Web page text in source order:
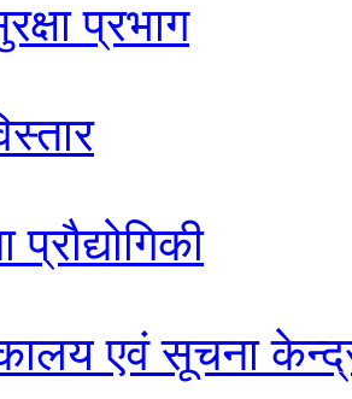
प्रभाग
एवं सूचना